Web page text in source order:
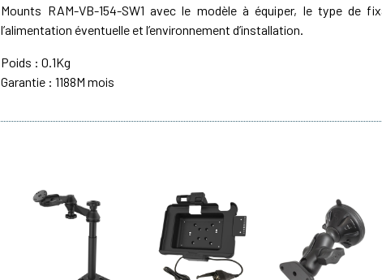
Mounts RAM-VB-154-SW1 avec le modèle à équiper, le type de
l’alimentation éventuelle et l’environnement d’installation.
Poids : 0.1Kg
Garantie : 1188M mois